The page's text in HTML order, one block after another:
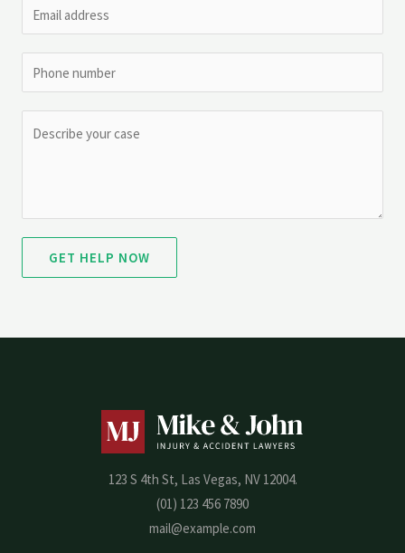
GET HELP NOW
123 S 4th St, Las Vegas, NV 12004.
(01) 123 456 7890
mail@example.com